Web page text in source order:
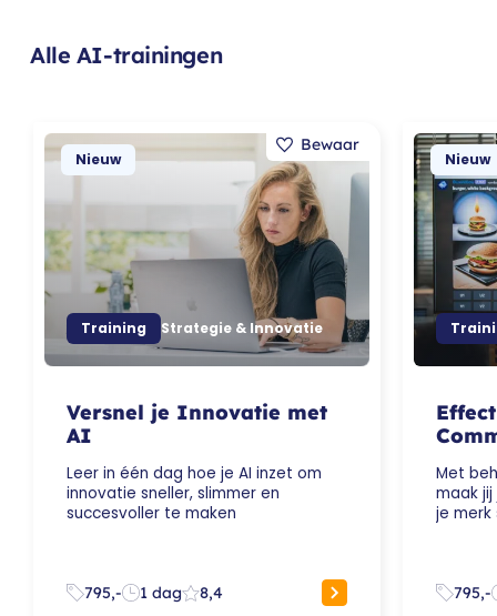
Alle AI-trainingen
Training Strategie & Innovatie
Nieuw
Versnel je Innovatie met
AI
Leer in één dag hoe je AI inzet om
innovatie sneller, slimmer en
succesvoller te maken
795,- 1 dag 8,4
Nieuw
Met
maak
je merk
795,-